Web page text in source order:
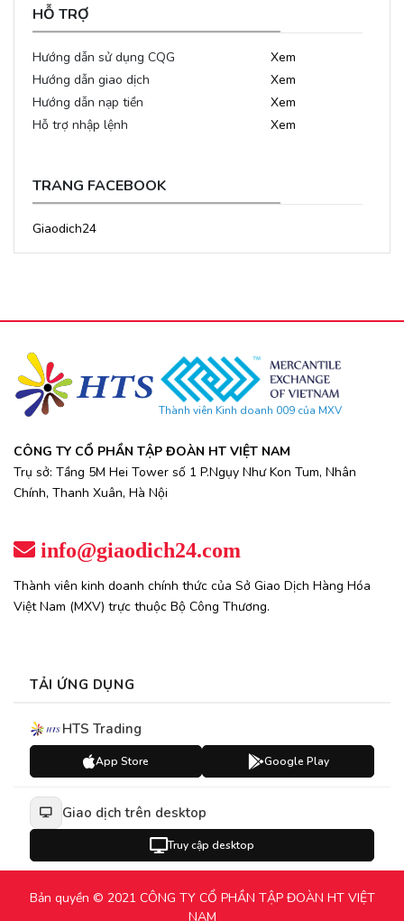
HỖ TRỢ
Hướng dẫn sử dụng CQG
Xem
Hướng dẫn giao dịch
Xem
Hướng dẫn nạp tiền
Xem
Hỗ trợ nhập lệnh
Xem
TRANG FACEBOOK
Giaodich24
Thành viên Kinh doanh 009 của MXV
CÔNG TY CỔ PHẦN TẬP ĐOÀN HT VIỆT NAM
Trụ sở: Tầng 5M Hei Tower số 1 P.Ngụy Như Kon Tum, Nhân
Chính, Thanh Xuân, Hà Nội
info@giaodich24.com
Thành viên kinh doanh chính thức của Sở Giao Dịch Hàng Hóa
Việt Nam (MXV) trực thuộc Bộ Công Thương.
TẢI ỨNG DỤNG
HTS Trading
App Store Google Play
Giao dịch trên desktop
Truy cập desktop
Bản quyền © 2021 CÔNG TY CỔ PHẦN TẬP ĐOÀN HT VIỆT
NAM